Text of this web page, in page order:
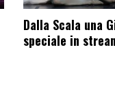
Dalla Scala una
speciale in